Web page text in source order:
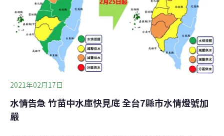
前只有1723隻。園區緊急募款30萬元，整修抗旱水井，目
前已將2期園區補水到10多公分深，但離35到60公分仍有
距離，且1期仍然乾枯，園區表示，由於要給地下水補充
的時間，每天大約只能抽水8小時，後續將慢慢補1期水
2021年02月17日
水情告急 竹苗中水庫快見底 全台7縣市水情燈號加
嚴